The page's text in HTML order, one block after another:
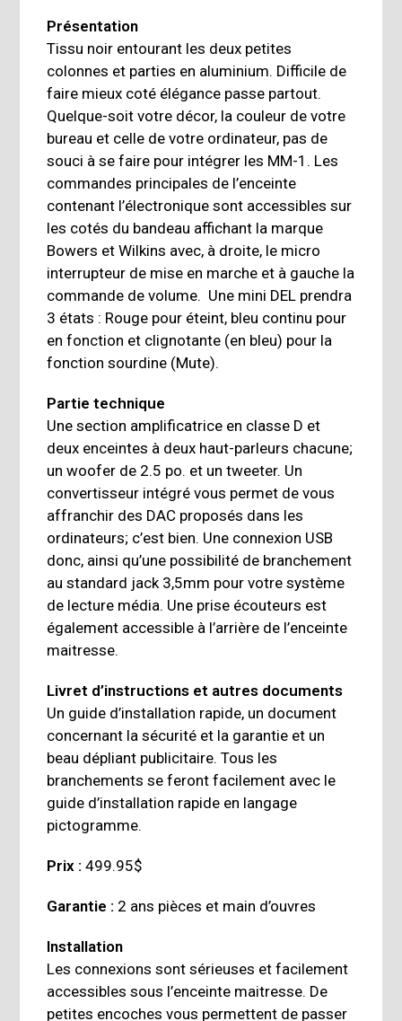
Présentation
Tissu noir entourant les deux petites
colonnes et parties en aluminium. Difficile de
faire mieux coté élégance passe partout.
Quelque-soit votre décor, la couleur de votre
bureau et celle de votre ordinateur, pas de
souci à se faire pour intégrer les MM-1. Les
commandes principales de l’enceinte
contenant l’électronique sont accessibles sur
les cotés du bandeau affichant la marque
Bowers et Wilkins avec, à droite, le micro
interrupteur de mise en marche et à gauche la
commande de volume. Une mini DEL prendra
3 états : Rouge pour éteint, bleu continu pour
en fonction et clignotante (en bleu) pour la
fonction sourdine (Mute).
Partie technique
Une section amplificatrice en classe D et
deux enceintes à deux haut-parleurs chacune;
un woofer de 2.5 po. et un tweeter. Un
convertisseur intégré vous permet de vous
affranchir des DAC proposés dans les
ordinateurs; c’est bien. Une connexion USB
donc, ainsi qu’une possibilité de branchement
au standard jack 3,5mm pour votre système
de lecture média. Une prise écouteurs est
également accessible à l’arrière de l’enceinte
maitresse.
Livret d’instructions et autres documents
Un guide d’installation rapide, un document
concernant la sécurité et la garantie et un
beau dépliant publicitaire. Tous les
branchements se feront facilement avec le
guide d’installation rapide en langage
pictogramme.
Prix :499.95$
Garantie : 2 ans pièces et main d’ouvres
Installation
Les connexions sont sérieuses et facilement
accessibles sous l’enceinte maitresse. De
petites encoches vous permettent de passer